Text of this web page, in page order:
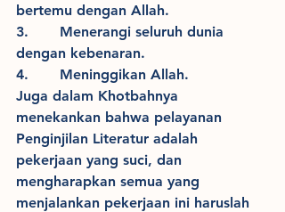
bertemu dengan Allah.
3.       Menerangi seluruh dunia
dengan kebenaran.
4.       Meninggikan Allah.
Juga dalam Khotbahnya
menekankan bahwa pelayanan
Penginjilan Literatur adalah
pekerjaan yang suci, dan
mengharapkan semua yang
menjalankan pekerjaan ini haruslah